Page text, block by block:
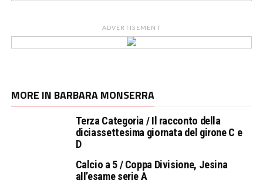
ADVERTISEMENT
MORE IN BARBARA MONSERRA
Terza Categoria / Il racconto della
diciassettesima giornata del girone C e
D
Calcio a 5 / Coppa Divisione, Jesina
all’esame serie A